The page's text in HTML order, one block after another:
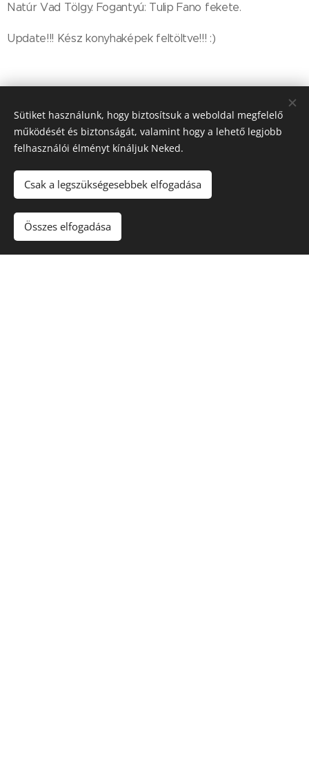
Natúr Vad Tölgy. Fogantyú: Tulip Fano fekete.
Update!!! Kész konyhaképek feltöltve!!! :)
Sütiket használunk, hogy biztosítsuk a weboldal megfelelő
működését és biztonságát, valamint hogy a lehető legjobb
felhasználói élményt kínáljuk Neked.
Csak a legszükségesebbek elfogadása
Összes elfogadása